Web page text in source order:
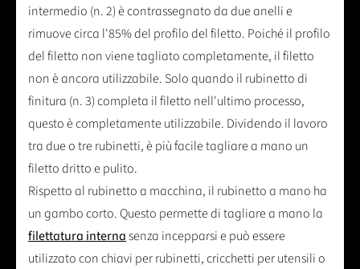
intermedio (n. 2) è contrassegnato da due anelli e
rimuove circa l'85% del profilo del filetto. Poiché il profilo
del filetto non viene tagliato completamente, il filetto
non è ancora utilizzabile. Solo quando il rubinetto di
finitura (n. 3) completa il filetto nell'ultimo processo,
questo è completamente utilizzabile. Dividendo il lavoro
tra due o tre rubinetti, è più facile tagliare a mano un
filetto dritto e pulito.
Rispetto al rubinetto a macchina, il rubinetto a mano ha
un gambo corto. Questo permette di tagliare a mano la
filettatura internasenza incepparsi e può essere
utilizzato con chiavi per rubinetti, cricchetti per utensili o